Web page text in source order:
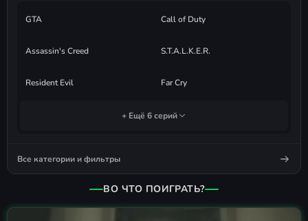
GTA Call of Duty
Assassin's Creed S.T.A.L.K.E.R.
Resident Evil Far Cry
+ Ещё 6 серий
Все категории и фильтры
ВО ЧТО ПОИГРАТЬ?